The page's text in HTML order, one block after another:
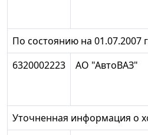
По состоянию на 01.07.2007
6320002223
АО "АвтоВАЗ"
Уточненная информация о